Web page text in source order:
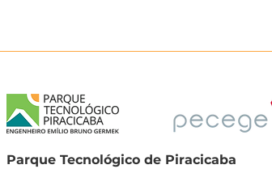
Parque Tecnológico de Piracicaba